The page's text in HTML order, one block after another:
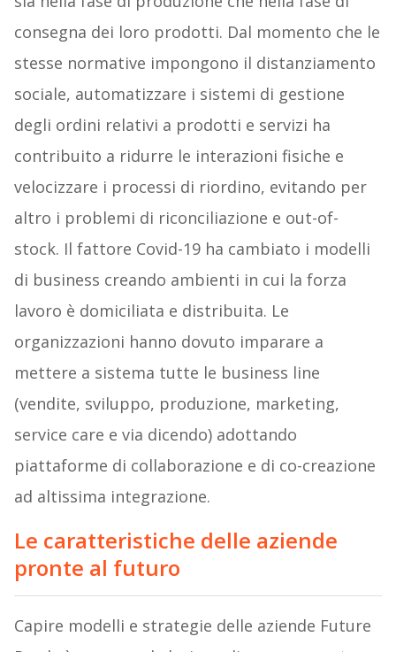
consegna dei loro prodotti. Dal momento che le
stesse normative impongono il distanziamento
sociale, automatizzare i sistemi di gestione
degli ordini relativi a prodotti e servizi ha
contribuito a ridurre le interazioni fisiche e
velocizzare i processi di riordino, evitando per
altro i problemi di riconciliazione e out-of-
stock. Il fattore Covid-19 ha cambiato i modelli
di business creando ambienti in cui la forza
lavoro è domiciliata e distribuita. Le
organizzazioni hanno dovuto imparare a
mettere a sistema tutte le business line
(vendite, sviluppo, produzione, marketing,
service care e via dicendo) adottando
piattaforme di collaborazione e di co-creazione
ad altissima integrazione.
Le caratteristiche delle aziende
pronte al futuro
Capire modelli e strategie delle aziende Future